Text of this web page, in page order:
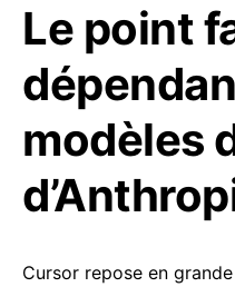
Le point
modèles
Cursor repose en